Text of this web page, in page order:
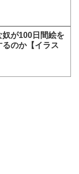
奴が100日間絵を
のか【イラス